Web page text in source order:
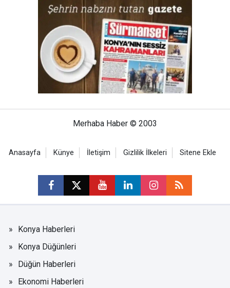
Merhaba Haber © 2003
Anasayfa Künye İletişim Gizlilik İlkeleri Sitene Ekle
Konya Haberleri
Konya Düğünleri
Düğün Haberleri
Ekonomi Haberleri